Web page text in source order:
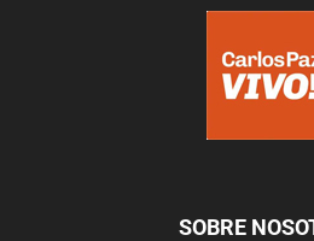
SOBRE